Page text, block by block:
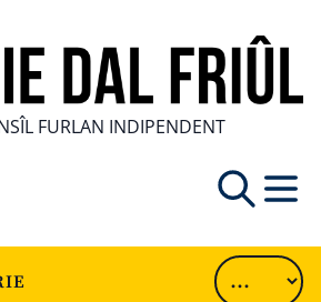
FURLAN INDIPENDENT